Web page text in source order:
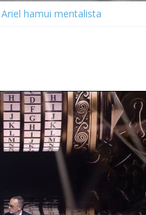
Ariel hamui mentalista